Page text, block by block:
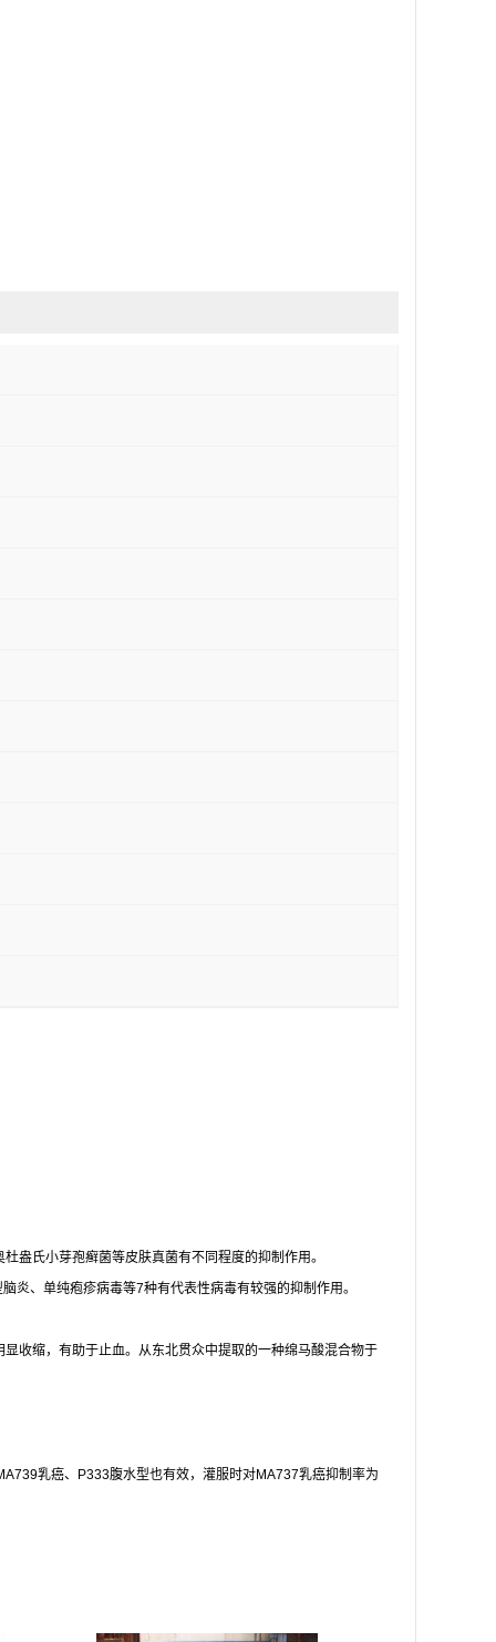
盎氏小芽孢癣菌等皮肤真菌有不同程度的抑制作用。
炎、单纯疱疹病毒等7种有代表性病毒有较强的抑制作用。
收缩，有助于止血。从东北贯众中提取的一种绵马酸混合物于
乳癌、 P333腹水型也有效，灌服时对MA737乳癌抑制率为